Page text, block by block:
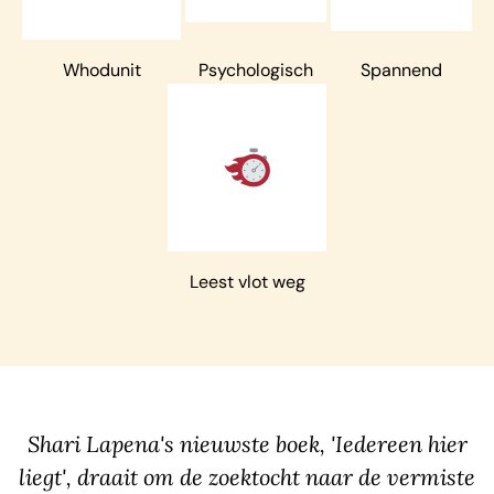
Whodunit Psychologisch Spannend
Leest vlot weg
Shari Lapena's nieuwste boek, 'Iedereen hier
liegt', draait om de zoektocht naar de vermiste